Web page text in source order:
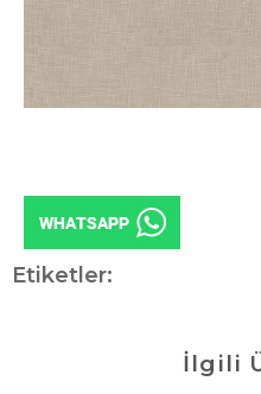
Etiketler:
İlgili